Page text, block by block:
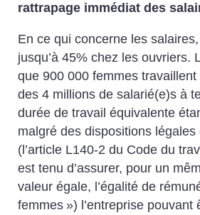
rattrapage immédiat des
En ce qui concerne les
jusqu’à 45% chez les ouvriers.
que 900 000 femmes
des 4 millions de salarié(e)s à
durée de travail équivalente
malgré des dispositions
(l’article L140-2 du Code du
est tenu d’assurer, pour un
valeur égale, l’égalité de
femmes ») l’entreprise pouvant